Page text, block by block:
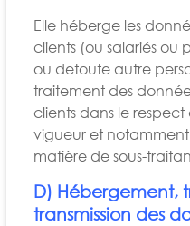
Elle héberge les
clients (ou salariés ou
ou detoute autre
traitement des
clients dans le
vigueur et notamment
matière de sous-
D) Hébergement,
transmission des